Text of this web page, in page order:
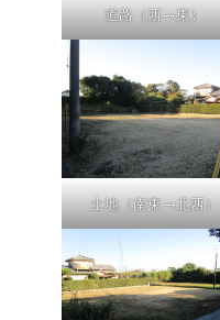
道路（西→東）
土地（南東→北西）